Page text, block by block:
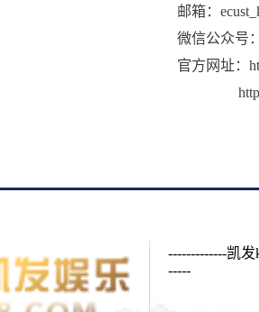
邮箱：
微信公众号
官方网址：
http://
-------------凯
-----